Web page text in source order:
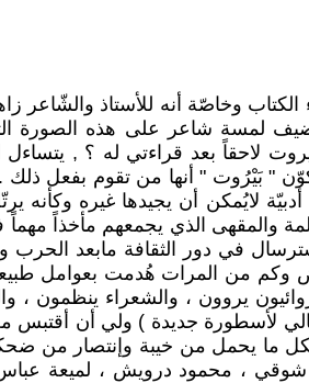
الكتاب وخاصّة أنه للأستاذ
لمسة شاعر على هذه الصورة
لاحقاً بعد قراءتي له ؟ ,
لتكوّن " بَيْرُوت " أنها من تقوم
لايُمكن أن يجيدها غيره وكأنه
والمقهى الذي يجمعهم مأخذاً
في دور الثقافة مابعد
وكم من المرات هُدمت بعوامل
يروون ، والشعراء ينظمون ،
لأسطورة جديدة ) ولي أن أقتبس
بكل ما يحمل من خيبة وإنتصار
شوقي ، محمود درويش ، لميعة